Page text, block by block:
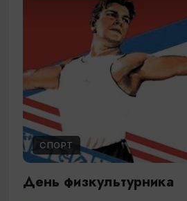
СПОРТ
День физкультурника